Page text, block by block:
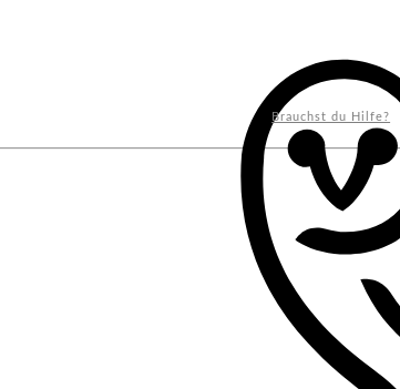
Brauchst du Hilfe?